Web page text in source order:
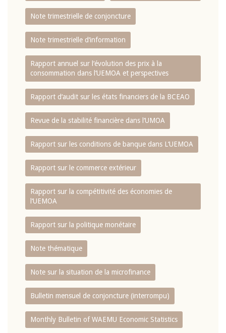
Note trimestrielle de conjoncture
Note trimestrielle d‘information
Rapport annuel sur l‘évolution des prix à la
consommation dans l‘UEMOA et perspectives
Rapport d‘audit sur les états financiers de la BCEAO
Revue de la stabilité financière dans l‘UMOA
Rapport sur les conditions de banque dans L‘UEMOA
Rapport sur le commerce extérieur
Rapport sur la compétitivité des économies de
l‘UEMOA
Rapport sur la politique monétaire
Note thématique
Note sur la situation de la microfinance
Bulletin mensuel de conjoncture (interrompu)
Monthly Bulletin of WAEMU Economic Statistics